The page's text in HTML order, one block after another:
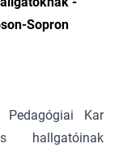
Sopron
Kar
hallgatóinak